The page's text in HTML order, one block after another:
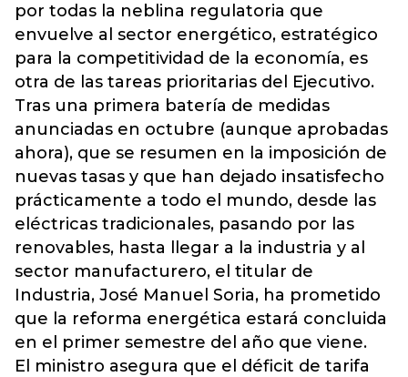
por todas la neblina regulatoria que
envuelve al sector energético, estratégico
para la competitividad de la economía, es
otra de las tareas prioritarias del Ejecutivo.
Tras una primera batería de medidas
anunciadas en octubre (aunque aprobadas
ahora), que se resumen en la imposición de
nuevas tasas y que han dejado insatisfecho
prácticamente a todo el mundo, desde las
eléctricas tradicionales, pasando por las
renovables, hasta llegar a la industria y al
sector manufacturero, el titular de
Industria, José Manuel Soria, ha prometido
que la reforma energética estará concluida
en el primer semestre del año que viene.
El ministro asegura que el déficit de tarifa